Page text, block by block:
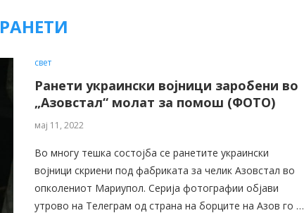
РАНЕТИ
свет
Ранети украински војници заробени во
„Азовстал“ молат за помош (ФОТО)
мај 11, 2022
Во многу тешка состојба се ранетите украински
војници скриени под фабриката за челик Азовстал во
опколениот Мариупол. Серија фотографии објави
утрово на Телеграм од страна на борците на Азов го …